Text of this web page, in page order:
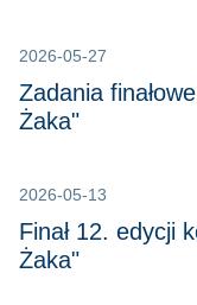
2026-05-27
Zadania
Żaka"
2026-05-13
Finał 12. edycji
Żaka"